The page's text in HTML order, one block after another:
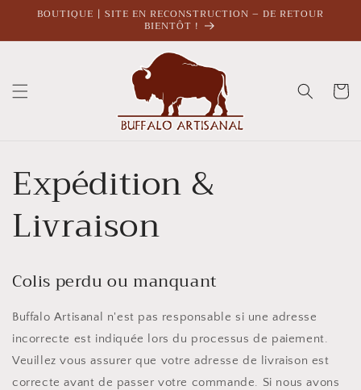
passer
BOUTIQUE | SITE EN RECONSTRUCTION – DE RETOUR
BIENTÔT !
Panier
Expédition &
Livraison
Colis perdu ou manquant
Buffalo Artisanal n'est pas responsable si une adresse
incorrecte est indiquée lors du processus de paiement.
Veuillez vous assurer que votre adresse de livraison est
correcte avant de passer votre commande. Si nous avons